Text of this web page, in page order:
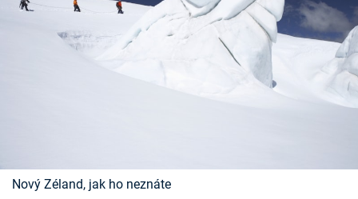
Nový Zéland, jak ho neznáte